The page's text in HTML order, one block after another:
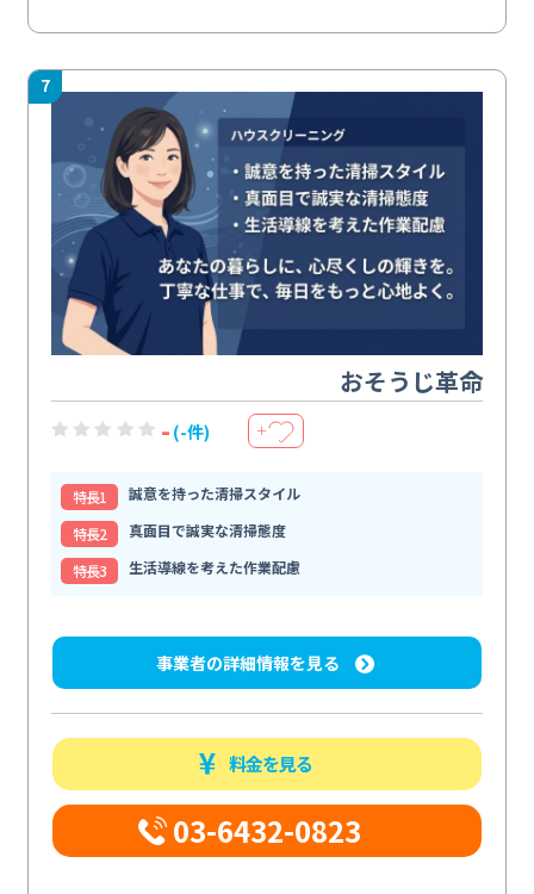
7
おそうじ革命
- (-件) ＋
特⻑1
誠意を持った清掃スタイル
特⻑2
真面目で誠実な清掃態度
特⻑3
生活導線を考えた作業配慮
事業者の詳細情報を見る
料金を見る
03-6432-0823